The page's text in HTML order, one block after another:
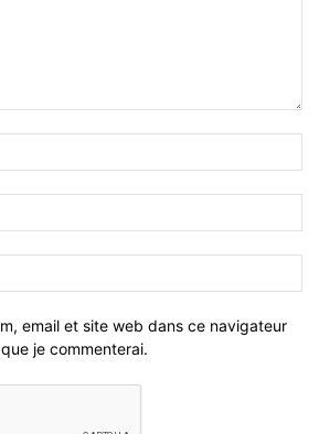
email et site web dans ce navigateur
je commenterai.